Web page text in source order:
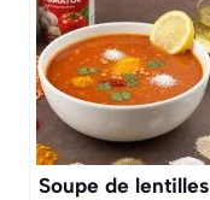
savoureuse et
épicée
Soupe de lentilles